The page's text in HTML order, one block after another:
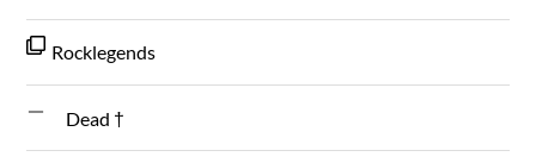
Rocklegends
Dead †